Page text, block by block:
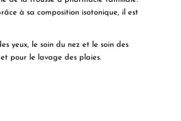
à sa composition isotonique, il est
yeux, le soin du nez et le soin des
pour le lavage des plaies.